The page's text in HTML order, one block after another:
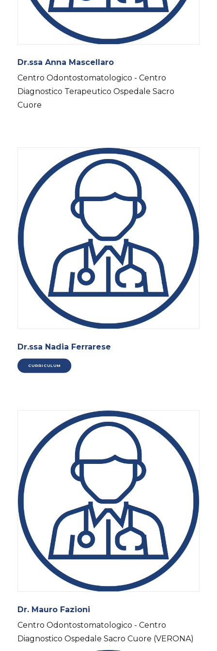
Dr.ssa Anna Mascellaro
Centro Odontostomatologico - Centro
Diagnostico Terapeutico Ospedale Sacro
Cuore
Dr.ssa Nadia Ferrarese
CURRICULUM
Dr. Mauro Fazioni
Centro Odontostomatologico - Centro
Diagnostico Ospedale Sacro Cuore (VERONA)